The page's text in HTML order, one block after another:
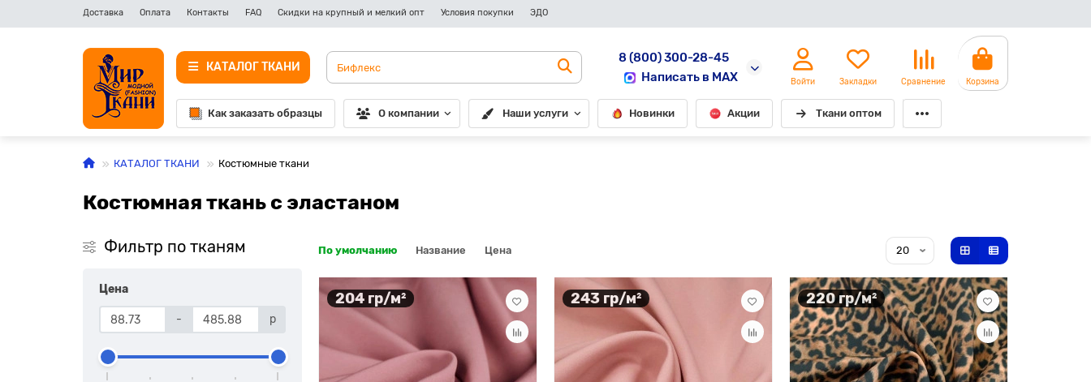
Доставка Оплата Контакты FAQ Скидки на крупный и мелкий опт Условия покупки ЭДО
КАТАЛОГ ТКАНИ
8 (800) 300-28-45
Написать в MAX
Войти Закладки Сравнение Корзина
Как заказать образцы О компании Наши услуги Новинки Акции Ткани оптом
КАТАЛОГ ТКАНИ Костюмные ткани
Костюмная ткань с эластаном
Фильтр по тканям
Цена
- р
По умолчанию Название Цена
204 гр/м² 243 гр/м² 220 гр/м²